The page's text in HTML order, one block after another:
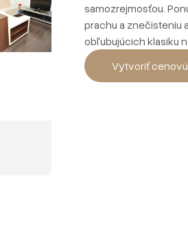
samozrejmosťou.
prachu a znečisteniu
obľubujúcich klasiku
Vytvoriť